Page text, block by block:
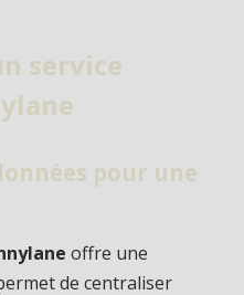
service
pour une
offre une
de centraliser